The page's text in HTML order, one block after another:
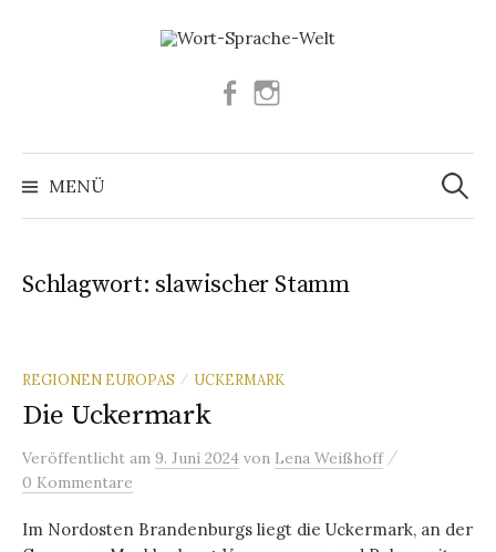
Facebook
MENÜ
Suchen
nach:
Schlagwort: slawischer Stamm
REGIONEN EUROPAS / UCKERMARK
Die Uckermark
Veröffentlicht am 9. Juni 2024 von Lena Weißhoff /
0 Kommentare
Im Nordosten Brandenburgs liegt die Uckermark, an der